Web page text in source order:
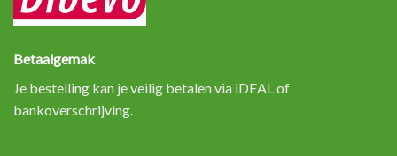
Betaalgemak
Je bestelling kan je veilig betalen via iDEAL of
bankoverschrijving.